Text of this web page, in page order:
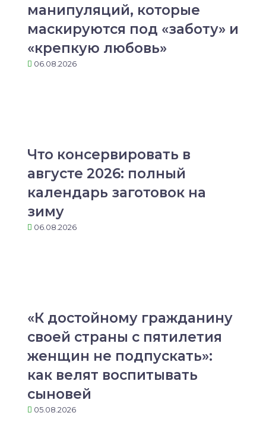
манипуляций, которые
маскируются под «заботу» и
«крепкую любовь»
06.08.2026
Что консервировать в
августе 2026: полный
календарь заготовок на
зиму
06.08.2026
«К достойному гражданину
своей страны с пятилетия
женщин не подпускать»:
как велят воспитывать
сыновей
05.08.2026